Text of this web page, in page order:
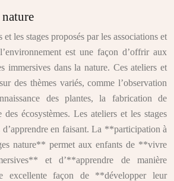
les stages proposés par les associations et
est une façon d’offrir aux
immersives dans la nature. Ces ateliers et
des thèmes variés, comme l’observation
des plantes, la fabrication de
écosystèmes. Les ateliers et les stages
d’apprendre en faisant. La **participation à
nature** permet aux enfants de **vivre
et d’**apprendre de manière
excellente façon de **développer leur